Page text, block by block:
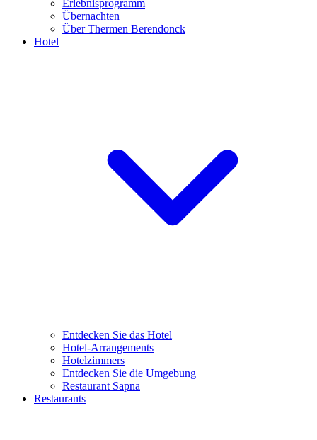
Erlebnisprogramm
Übernachten
Über Thermen Berendonck
Hotel
Entdecken Sie das Hotel
Hotel-Arrangements
Hotelzimmers
Entdecken Sie die Umgebung
Restaurant Sapna
Restaurants